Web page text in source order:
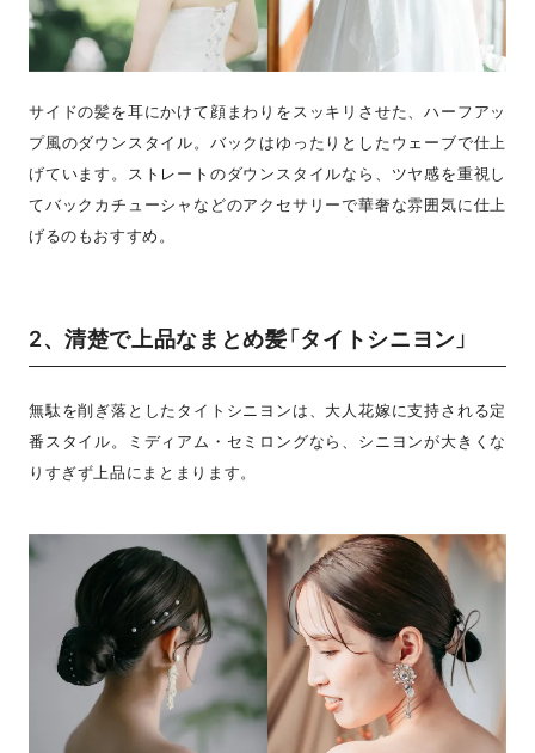
サイドの髪を耳にかけて顔まわりをスッキリさせた、ハーフアッ
プ風のダウンスタイル。バックはゆったりとしたウェーブで仕上
げています。ストレートのダウンスタイルなら、ツヤ感を重視し
てバックカチューシャなどのアクセサリーで華奢な雰囲気に仕上
げるのもおすすめ。
2、清楚で上品なまとめ髪「タイトシニヨン」
無駄を削ぎ落としたタイトシニヨンは、大人花嫁に支持される定
番スタイル。ミディアム・セミロングなら、シニヨンが大きくな
りすぎず上品にまとまります。